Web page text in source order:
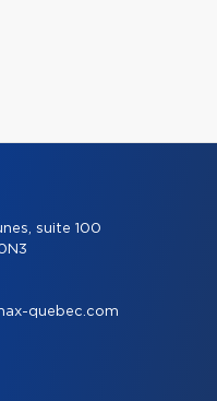
suite 100
quebec.com